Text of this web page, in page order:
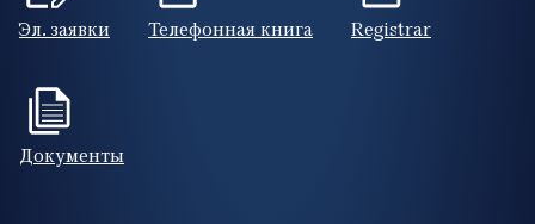
Эл. заявки Телефонная книга Registrar
Документы